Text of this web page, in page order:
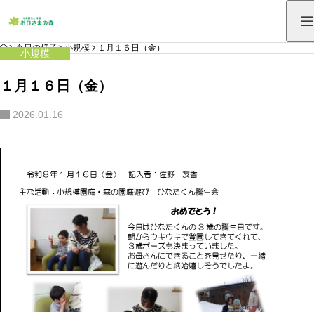
HOME
今日の様子 小規模 １月１６日（金）
小規模
１月１６日（金）
2026.01.16